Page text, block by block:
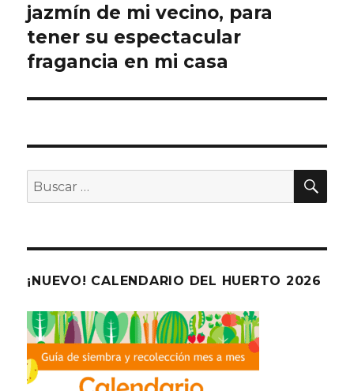
entradas
jazmín de mi vecino, para
tener su espectacular
fragancia en mi casa
Buscar
por:
¡NUEVO! CALENDARIO DEL HUERTO 2026